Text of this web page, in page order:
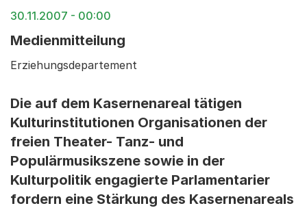
30.11.2007 - 00:00
Medienmitteilung
Erziehungsdepartement
Die auf dem Kasernenareal tätigen
Kulturinstitutionen Organisationen der
freien Theater- Tanz- und
Populärmusikszene sowie in der
Kulturpolitik engagierte Parlamentarier
fordern eine Stärkung des Kasernenareals